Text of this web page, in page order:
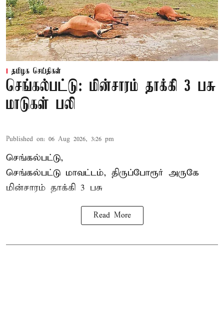
தமிழக செய்திகள்
செங்கல்பட்டு: மின்சாரம் தாக்கி 3 பசு
மாடுகள் பலி
Published on: 06 Aug 2026, 3:26 pm
செங்கல்பட்டு,
செங்கல்பட்டு மாவட்டம், திருப்போரூர் அருகே
மின்சாரம் தாக்கி 3 பசு
Read More